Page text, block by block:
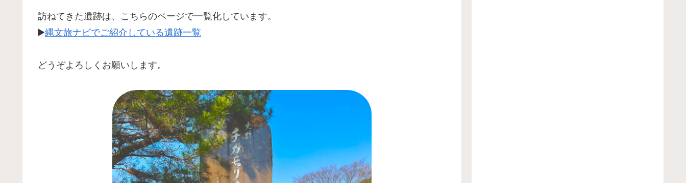
訪ねてきた遺跡は、こちらのページで一覧化しています。
▶️縄文旅ナビでご紹介している遺跡一覧
どうぞよろしくお願いします。